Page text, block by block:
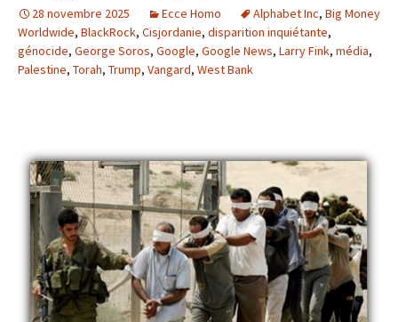
28 novembre 2025 Ecce Homo Alphabet Inc, Big Money
Worldwide, BlackRock, Cisjordanie, disparition inquiétante,
génocide, George Soros, Google, Google News, Larry Fink, média,
Palestine, Torah, Trump, Vangard, West Bank